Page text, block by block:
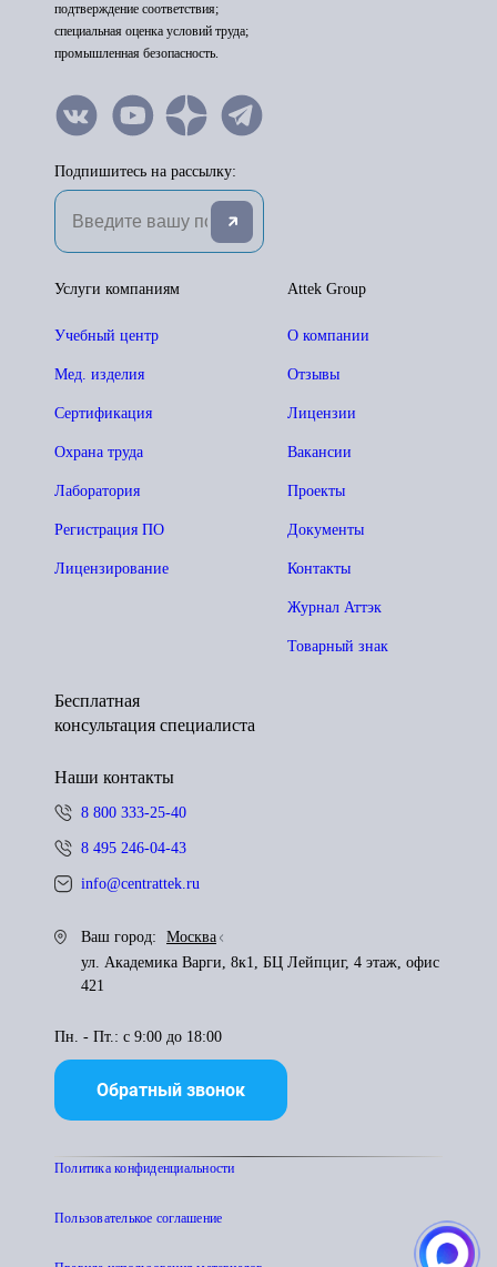
подтверждение соответствия;
специальная оценка условий труда;
промышленная безопасность.
Подпишитесь на рассылку:
Attek Group
О компании
Отзывы
Лицензии
Вакансии
Проекты
Документы
Контакты
Журнал Аттэк
Товарный знак
Услуги компаниям
Учебный центр
Мед. изделия
Сертификация
Охрана труда
Лаборатория
Регистрация ПО
Лицензирование
Бесплатная
консультация специалиста
Наши контакты
8 800 333-25-40
8 495 246-04-43
info@centrattek.ru
Ваш город:
Москва
ул. Академика Варги, 8к1, БЦ Лейпциг, 4 этаж, офис
421
Пн. - Пт.: с 9:00 до 18:00
Обратный звонок
Политика конфиденциальности
Пользователькое соглашение